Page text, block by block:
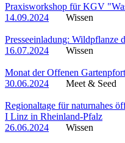
Praxisworkshop für KGV
14.09.2024
Wissen
Presseeinladung: Wildpflanze
16.07.2024
Wissen
Monat der Offenen
30.06.2024
Meet & Seed
Regionaltage für naturnahes
I Linz in Rheinland-Pfalz
26.06.2024
Wissen